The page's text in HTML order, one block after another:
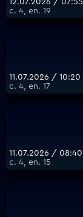
12.07.2026 / 07:55
с. 4, еп. 19
11.07.2026 / 10:20
с. 4, еп. 17
11.07.2026 / 08:40
с. 4, еп. 15